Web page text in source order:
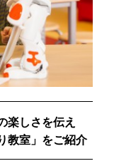
楽しさを伝え
教室」をご紹介